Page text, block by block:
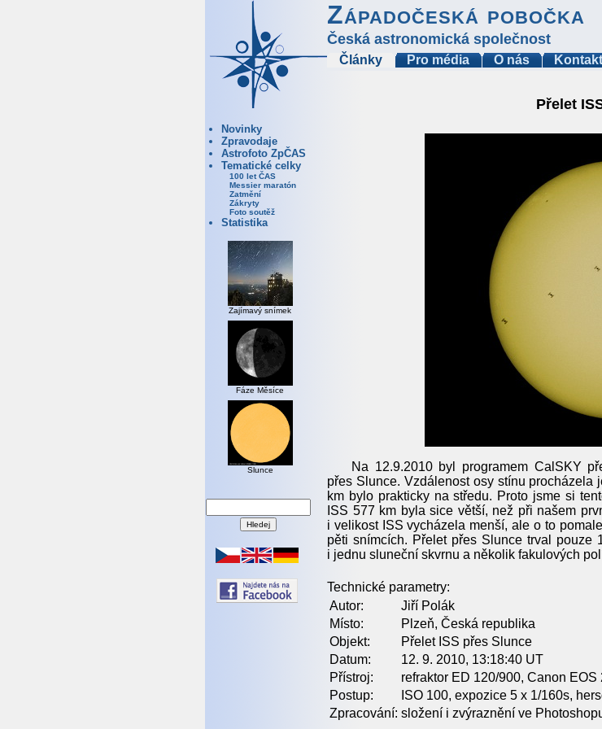
Západočeská pobočka
Česká astronomická společnost
Články Pro média O nás
Novinky
Zpravodaje
Astrofoto ZpČAS
Tematické celky
100 let ČAS
Messier maratón
Zatmění
Zákryty
Foto soutěž
Statistika
Zajímavý snímek
Fáze Měsíce
Slunce
Přelet
Na 12.9.2010 byl programem CalSKY
přes Slunce. Vzdálenost osy stínu
km bylo prakticky na středu. Proto jsme si
ISS 577 km byla sice větší, než při našem
i velikost ISS vycházela menší, ale o to
pěti snímcích. Přelet přes Slunce trval
i jednu sluneční skvrnu a několik fakulových
Technické parametry:
Autor:
Jiří Polák
Místo:
Plzeň, Česká republika
Objekt:
Přelet ISS přes Slunce
Datum:
12. 9. 2010, 13:18:40 UT
Přístroj:
refraktor ED 120/900, Canon EOS
Postup:
ISO 100, expozice 5 x 1/160s,
Zpracování: složení i zvýraznění ve